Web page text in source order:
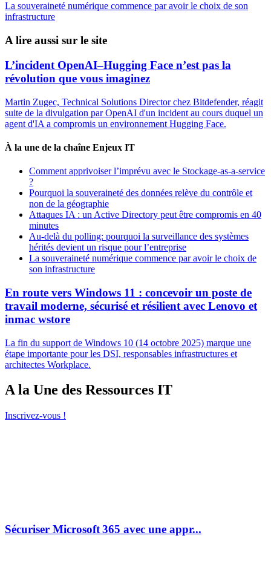
La souveraineté numérique commence par avoir le choix de son
infrastructure
A lire aussi sur le site
L’incident OpenAI–Hugging Face n’est pas la
révolution que vous imaginez
Martin Zugec, Technical Solutions Director chez Bitdefender, réagit
suite de la divulgation par OpenAI d'un incident au cours duquel un
agent d'IA a compromis un environnement Hugging Face.
À la une de la chaîne Enjeux IT
Comment apprivoiser l’imprévu avec le Stockage-as-a-service
?
Pourquoi la souveraineté des données relève du contrôle et
non de la géographie
Attaques IA : un Active Directory peut être compromis en 40
minutes
Au-delà du polling: pourquoi la surveillance des systèmes
hérités devient un risque pour l’entreprise
La souveraineté numérique commence par avoir le choix de
son infrastructure
En route vers Windows 11 : concevoir un poste de
travail moderne, sécurisé et résilient avec Lenovo et
inmac wstore
La fin du support de Windows 10 (14 octobre 2025) marque une
étape importante pour les DSI, responsables infrastructures et
architectes Workplace.
A la Une des Ressources IT
Inscrivez-vous !
Sécuriser Microsoft 365 avec une appr...